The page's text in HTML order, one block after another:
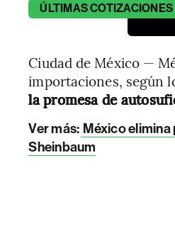
ÚLTIMASCOTIZACIONES
Ciudad de México —
importaciones, según
la promesa de
Ver más: México elimina
Sheinbaum